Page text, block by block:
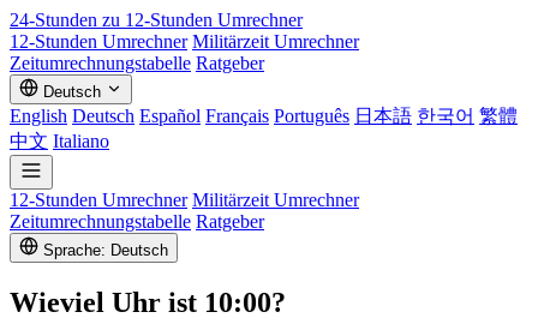
24-Stunden zu 12-Stunden Umrechner
12-Stunden Umrechner Militärzeit Umrechner
Zeitumrechnungstabelle Ratgeber
Deutsch
English Deutsch Español Français Português 日本語 한국어 繁體
中文 Italiano
12-Stunden Umrechner Militärzeit Umrechner
Zeitumrechnungstabelle Ratgeber
Sprache: Deutsch
Wieviel Uhr ist 10:00?